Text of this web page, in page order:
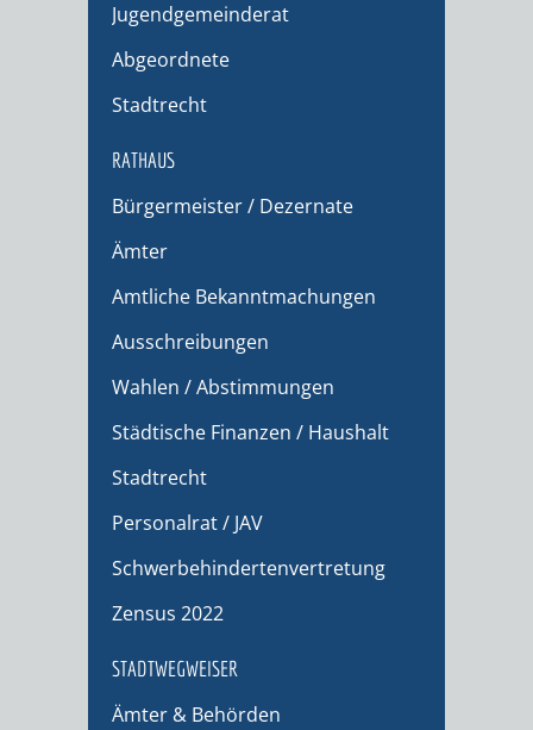
Jugendgemeinderat
Abgeordnete
Stadtrecht
RATHAUS
Bürgermeister / Dezernate
Ämter
Amtliche Bekanntmachungen
Ausschreibungen
Wahlen / Abstimmungen
Städtische Finanzen / Haushalt
Stadtrecht
Personalrat / JAV
Schwerbehindertenvertretung
Zensus 2022
STADTWEGWEISER
Ämter & Behörden